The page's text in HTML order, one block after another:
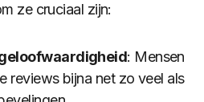
ze cruciaal zijn:
: Mensen
reviews bijna net zo veel als